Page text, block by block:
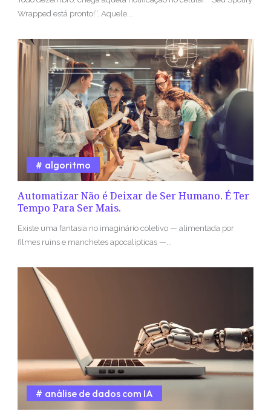
Wrapped está pronto!”. Aquele...
Automatizar Não é Deixar de Ser Humano. É Ter
Tempo Para Ser Mais.
algoritmo
Existe uma fantasia no imaginário coletivo — alimentada por
filmes ruins e manchetes apocalípticas —...
análise de dados com IA